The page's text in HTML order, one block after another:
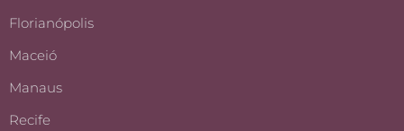
Florianópolis
Maceió
Manaus
Recife